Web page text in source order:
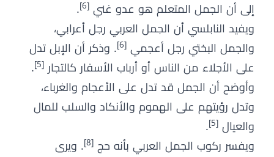
إلى أن الجمل المتعلم هو عدو غني [6]
.
ويفيد النابلسي أن الجمل العربي رجل أعرابي،
والجمل البختي رجل أعجمي [6] . وذكر أن الإبل تدل
على الأجلاء من الناس أو أرباب الأسفار كالتجار [5]
.
وأوضح أن الجمل قد تدل على الأعجام والغرباء،
وتدل رؤيتهم على الهموم والأنكاد والسلب للمال
والعيال [5]
.
ويفسر ركوب الجمل العربي بأنه حج [8] . ويرى